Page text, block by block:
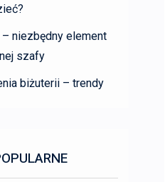
niezbędny element
szafy
biżuterii – trendy